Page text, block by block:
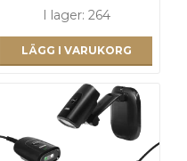
I lager: 264
LÄGG I VARUKORG